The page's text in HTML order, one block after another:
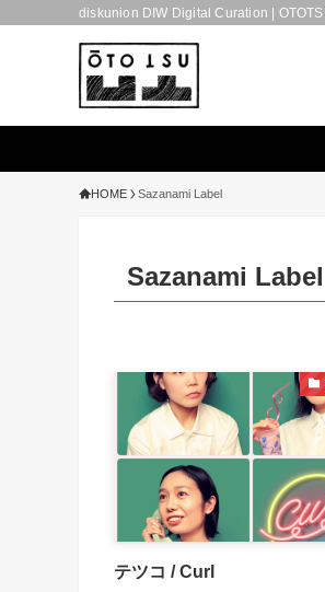
diskunion DIW Digital Curation |
HOME Sazanami Label
Sazanami Label
テツコ / Curl